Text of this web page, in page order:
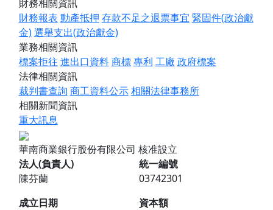
財務相關資訊
財務報表 動產抵押 存款不足之退票事宜 緊固件(政治獻
金)選舉支出(政治獻金)
業務相關資訊
標案拒往 進出口資料商標專利 工廠 政府標案
法律相關資訊
裁判書查詢 商工資料公示相關法律事務所
相關新聞資訊
重大訊息
華南商業銀行股份有限公司 核准設立
法人(負責人)
陳芬蘭
統一編號
03742301
成立日期
資本額